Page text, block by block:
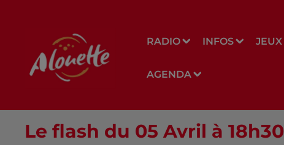
RADIO INFOS JEUX
AGENDA
Le flash du 05 Avril à 18h30